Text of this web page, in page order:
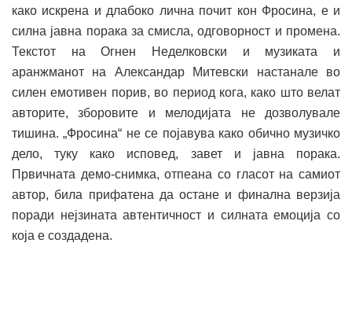
како искрена и длабоко лична почит кон Фросина, е и
силна јавна порака за смисла, одговорност и промена.
Текстот на Огнен Неделковски и музиката и
аранжманот на Александар Митевски настанале во
силен емотивен порив, во период кога, како што велат
авторите, зборовите и мелодијата не дозволувале
тишина. „Фросина“ не се појавува како обично музичко
дело, туку како исповед, завет и јавна порака.
Првичната демо-снимка, отпеана со гласот на самиот
автор, била прифатена да остане и финална верзија
поради нејзината автентичност и силната емоција со
која е создадена.